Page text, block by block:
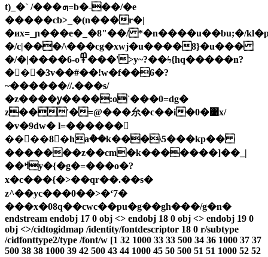
t)_�` /���ܗ=b�˗��/�e
�����cb>_�(n���r�|
�иx=_ɲ���e�_�8"��/ *�n����u��bu;�/
�/c|���/\���cg�xwj�u����8}�u���
�/�|����6-o߾���'>y~?��ϟ{hq�����n?
��ٓ�3v��#��!w�f��6�?
~������//.���s/
�z����ỿ����:o`���0=dg�
z��'�=@���厼�c��i�0�΁x/
�v�9dw� l=������
����8�haܳ��k���\5���kp��
�������z��cm�k�������]��_|
��ߞy�{�g�=���o�?
x�c���{�>��qr��.��s�
z^��yc���0��>�ʻ7�
���x�08q��cwc��pu�g��gh���/g�n�
endstream endobj 17 0 obj <> endobj 18 0 obj <> endobj 19 0
obj <>/cidtogidmap /identity/fontdescriptor 18 0 r/subtype
/cidfonttype2/type /font/w [1 32 1000 33 33 500 34 36 1000 37 37
500 38 38 1000 39 42 500 43 44 1000 45 50 500 51 51 1000 52 52